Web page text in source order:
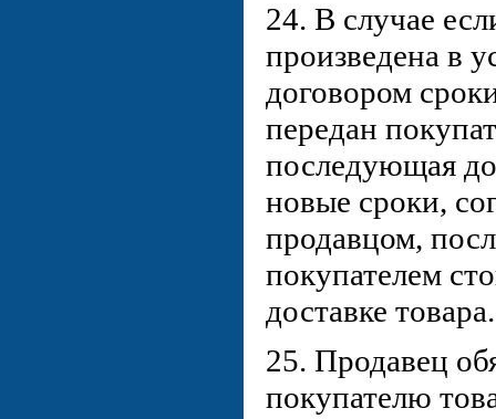
24. В случае
произведена в
договором
передан
последующая
новые сроки,
продавцом,
покупателем
доставке товара.
25. Продавец
покупателю